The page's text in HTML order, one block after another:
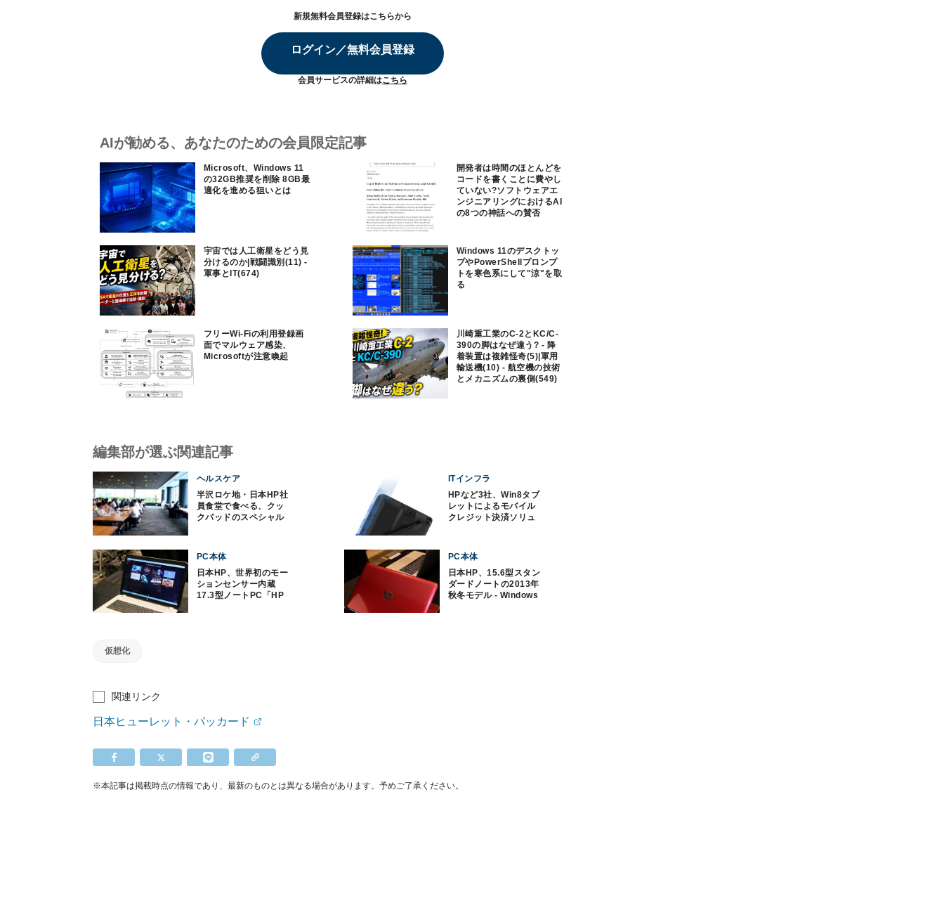
新規無料会員登録はこちらから
ログイン／無料会員登録
会員サービスの詳細はこちら
AIが勧める、あなたのための会員限定記事
Microsoft、Windows 11
の32GB推奨を削除 8GB最
適化を進める狙いとは
開発者は時間のほとんどを
コードを書くことに費やし
ていない?ソフトウェアエ
ンジニアリングにおけるAI
の8つの神話への賛否
宇宙では人工衛星をどう見
分けるのか|戦闘識別(11) -
軍事とIT(674)
Windows 11のデスクトッ
プやPowerShellプロンプ
トを寒色系にして"涼"を取
る
フリーWi-Fiの利用登録画
面でマルウェア感染、
Microsoftが注意喚起
川崎重工業のC-2とKC/C-
390の脚はなぜ違う? - 降
着装置は複雑怪奇(5)|軍用
輸送機(10) - 航空機の技術
とメカニズムの裏側(549)
編集部が選ぶ関連記事
ヘルスケア
半沢ロケ地・日本HP社
員食堂で食べる、クッ
クパッドのスペシャル
ITインフラ
HPなど3社、Win8タブ
レットによるモバイル
クレジット決済ソリュ
PC本体
日本HP、世界初のモー
ションセンサー内蔵
17.3型ノートPC「HP
PC本体
日本HP、15.6型スタン
ダードノートの2013年
秋冬モデル - Windows
仮想化
関連リンク
日本ヒューレット・パッカード
※本記事は掲載時点の情報であり、最新のものとは異なる場合があります。予めご了承ください。